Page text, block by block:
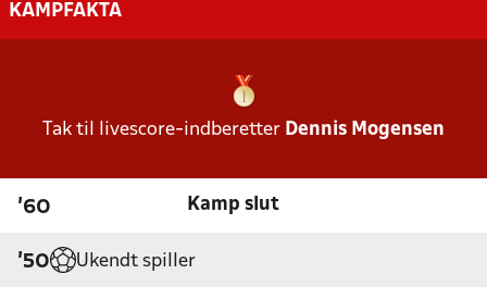
KAMPFAKTA
Tak til livescore-indberetter Dennis Mogensen
'60 Kamp slut
'50 Ukendt spiller